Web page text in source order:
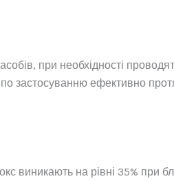
при необхідності
застосуванню ефективно
виникають на рівні 35% при